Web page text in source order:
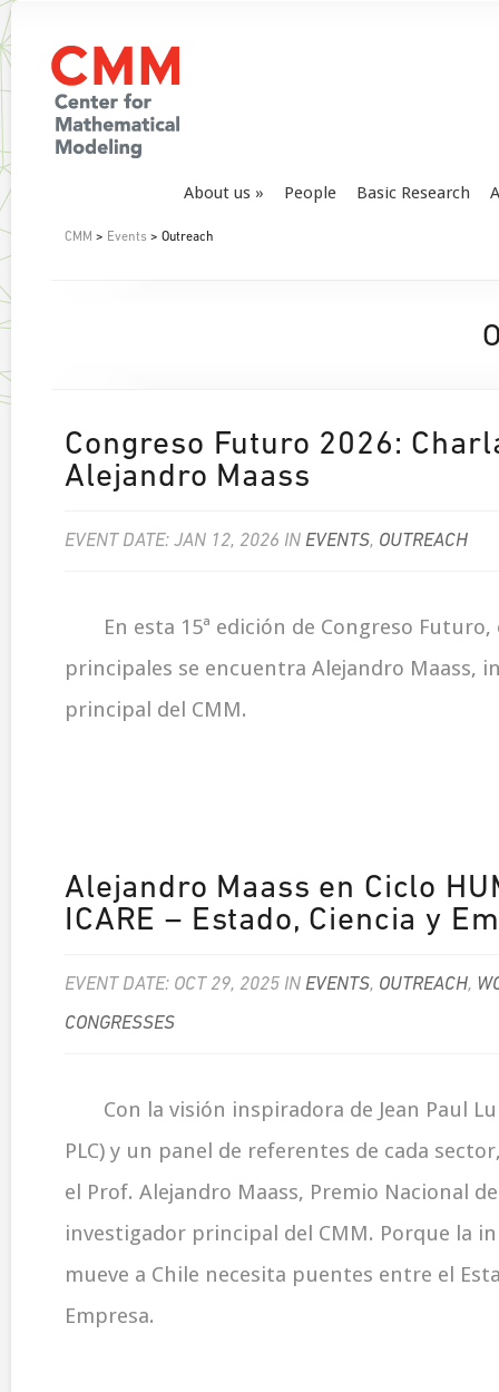
About us People Basic Research
CMM > Events > Outreach
Congreso Futuro 2026:
Alejandro Maass
EVENT DATE: JAN 12, 2026 IN EVENTS, OUTREACH
En esta 15ª edición de Congreso
principales se encuentra Alejandro Maass,
principal del CMM.
Alejandro Maass en Ciclo
ICARE – Estado, Ciencia y
EVENT DATE: OCT 29, 2025 IN EVENTS, OUTREACH,
CONGRESSES
Con la visión inspiradora de Jean Paul
PLC) y un panel de referentes de cada
el Prof. Alejandro Maass, Premio Nacional
investigador principal del CMM. Porque la
mueve a Chile necesita puentes entre el
Empresa.